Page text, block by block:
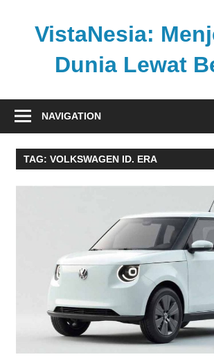
VistaNesia:
Dunia Lewat
nasional
global
dalam
NAVIGATION
TAG: VOLKSWAGEN ID. ERA